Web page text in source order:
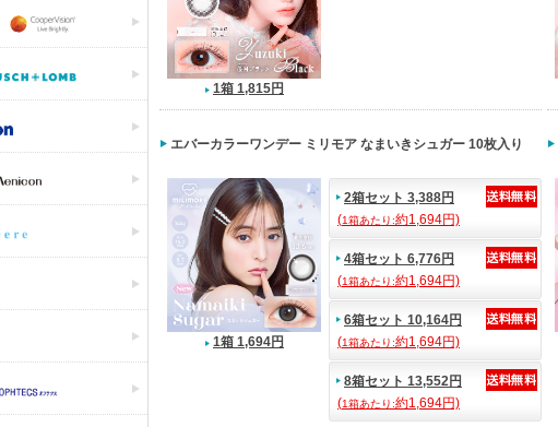
1箱 1,815円
エバーカラーワンデー ミリモア なまいきシュガー 10枚入り
1箱 1,694円
2箱セット 3,388円
(1箱あたり:約1,694円)
4箱セット 6,776円
(1箱あたり:約1,694円)
6箱セット 10,164円
(1箱あたり:約1,694円)
8箱セット 13,552円
(1箱あたり:約1,694円)